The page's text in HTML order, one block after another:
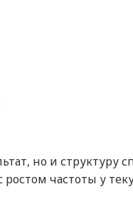
но и структуру
частоты у